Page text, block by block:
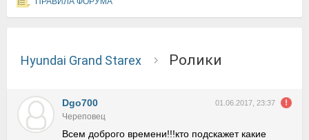
Hyundai Grand Starex Ролики
Dgo700 01.06.2017, 23:37
Череповец
Всем доброго времени!!!кто подскажет какие